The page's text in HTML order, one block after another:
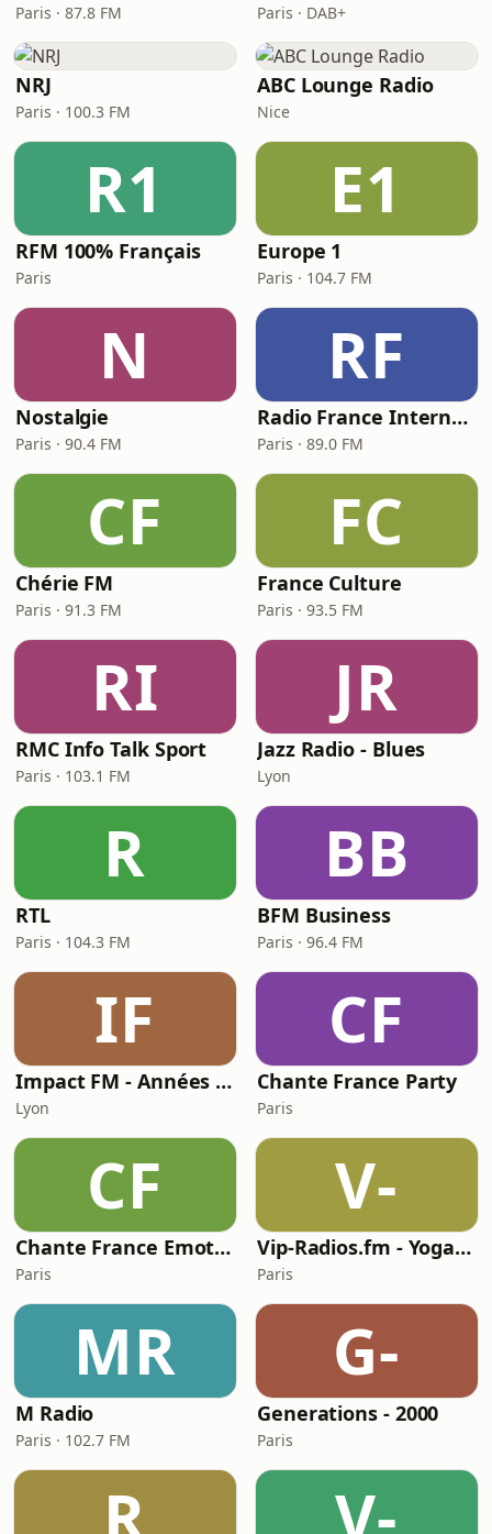
Paris · 87.8 FM Paris · DAB+
NRJ
Paris · 100.3 FM
ABC Lounge Radio
Nice
R1
RFM 100% Français
Paris
E1
Europe 1
Paris · 104.7 FM
N
Nostalgie
Paris · 90.4 FM
RF
Radio France Internationale (RFI)
Paris · 89.0 FM
CF
Chérie FM
Paris · 91.3 FM
FC
France Culture
Paris · 93.5 FM
RI
RMC Info Talk Sport
Paris · 103.1 FM
JR
Jazz Radio - Blues
Lyon
R
RTL
Paris · 104.3 FM
BB
BFM Business
Paris · 96.4 FM
IF
Impact FM - Années 80
Lyon
CF
Chante France Party
Paris
CF
Chante France Emotion
Paris
V-
Vip-Radios.fm - Yoga Chill
Paris
MR
M Radio
Paris · 102.7 FM
G-
Generations - 2000
Paris
R V-